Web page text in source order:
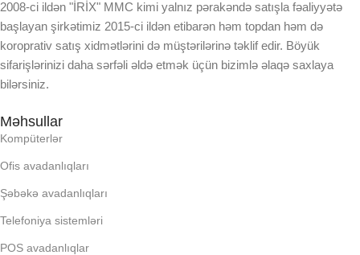
KORPUSUN RNGI:
LCD
PROCESSOR
PROSESSOR
KORPUSUN RNGI:
2008-ci ildən "İRİX" MMC kimi yalnız pərakəndə satışla fəaliyyətə
başlayan şirkətimiz 2015-ci ildən etibarən həm topdan həm də
koroprativ satış xidmətlərini də müştərilərinə təklif edir. Böyük
sifarişlərinizi daha sərfəli əldə etmək üçün bizimlə əlaqə saxlaya
bilərsiniz.
Məhsullar
Kompüterlər
Ofis avadanlıqları
Şəbəkə avadanlıqları
Telefoniya sistemləri
POS avadanlıqlar